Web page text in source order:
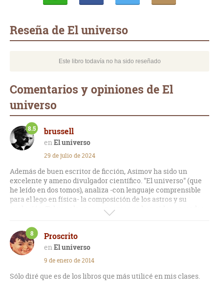
Reseña de El universo
Este libro todavía no ha sido reseñado
Comentarios y opiniones de El
universo
brussell
El universo
8.5
29 de julio de 2024
Además de buen escritor de ficción, Asimov ha sido un
excelente y ameno divulgador científico. "El universo" (que
he leído en dos tomos), analiza -con lenguaje comprensible
para el lego en física- la composición de los astros y su
evolución. Tal vez algunos conceptos ya han sido superados,
pero eso no le quita valor a la obra, ya que permite conocer
los aspectos básicos de la astronomía a legos y principiantes.
Proscrito
El universo
8
9 de enero de 2014
Sólo diré que es de los libros que más utilicé en mis clases.